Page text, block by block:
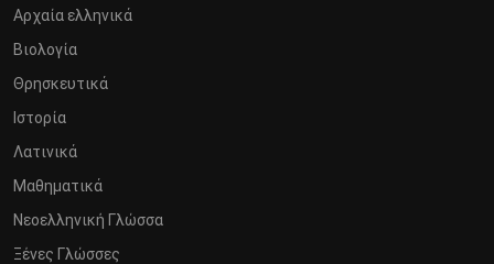
Αρχαία ελληνικά
Βιολογία
Θρησκευτικά
Ιστορία
Λατινικά
Μαθηματικά
Νεοελληνική Γλώσσα
Ξένες Γλώσσες